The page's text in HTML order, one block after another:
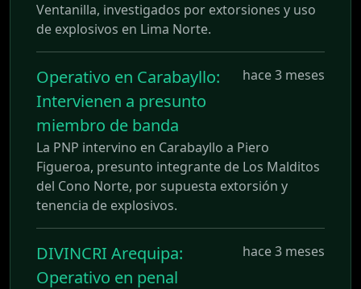
Ventanilla, investigados por extorsiones y uso
de explosivos en Lima Norte.
Operativo en Carabayllo:
Intervienen a presunto
miembro de banda
hace 3 meses
La PNP intervino en Carabayllo a Piero
Figueroa, presunto integrante de Los Malditos
del Cono Norte, por supuesta extorsión y
tenencia de explosivos.
DIVINCRI Arequipa:
Operativo en penal
hace 3 meses